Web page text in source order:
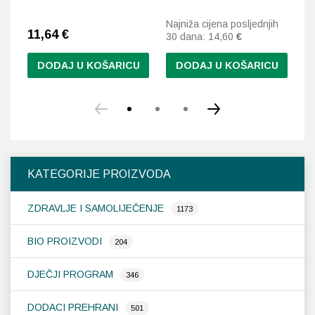
KATEGORIJE PROIZVODA
ZDRAVLJE I SAMOLIJEČENJE 1173
BIO PROIZVODI 204
DJEČJI PROGRAM 346
DODACI PREHRANI 501
11,64 €
DODAJ U KOŠARICU
Najniža cijena posljednjih
30 dana: 14,60 €
DODAJ U KOŠARICU